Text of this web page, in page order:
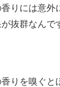
りには意外
抜群なんで
りを嗅ぐと